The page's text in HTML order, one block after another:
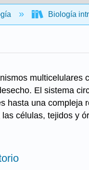
Biología
El sistema
hasta una
células, tejidos y